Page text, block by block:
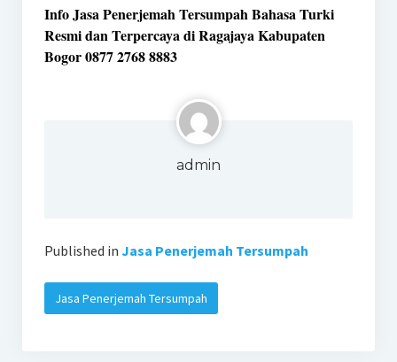
Info Jasa Penerjemah Tersumpah Bahasa Turki
Resmi dan Terpercaya di Ragajaya Kabupaten
Bogor 0877 2768 8883
admin
Published in Jasa Penerjemah Tersumpah
Jasa Penerjemah Tersumpah